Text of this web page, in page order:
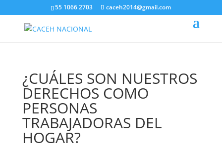
55 1066 2703 caceh2014@gmail.com
¿CUÁLES SON NUESTROS
DERECHOS COMO
PERSONAS
TRABAJADORAS DEL
HOGAR?